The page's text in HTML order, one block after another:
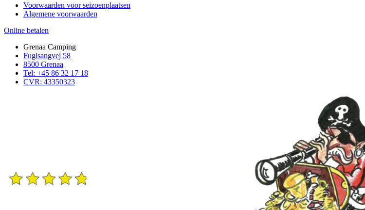
Voorwaarden voor seizoenplaatsen
Algemene voorwaarden
Online betalen
Grenaa Camping
Fuglsangvej 58
8500 Grenaa
Tel: +45 86 32 17 18
CVR: 43350323